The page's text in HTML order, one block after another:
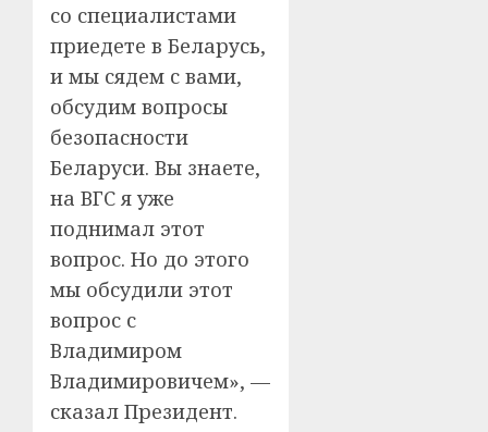
со специалистами
приедете в Беларусь,
и мы сядем с вами,
обсудим вопросы
безопасности
Беларуси. Вы знаете,
на ВГС я уже
поднимал этот
вопрос. Но до этого
мы обсудили этот
вопрос с
Владимиром
Владимировичем», —
сказал Президент.